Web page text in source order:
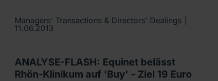
Managers' Transactions & Directors' Dealings |
11.06.2013
ANALYSE-FLASH: Equinet belässt
Rhön-Klinikum auf 'Buy' - Ziel 19 Euro